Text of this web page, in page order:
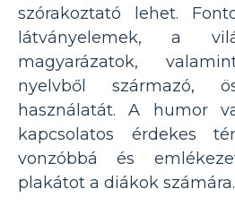
szórakoztató lehet.
látványelemek, a
magyarázatok,
nyelvből származó,
használatát. A humor
kapcsolatos érdekes
vonzóbbá és
plakátot a diákok számára.